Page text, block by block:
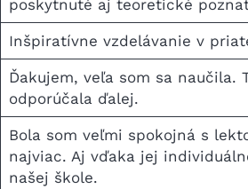
poskytnuté aj teoretické
Inšpiratívne vzdelávanie v
Ďakujem, veľa som sa naučila.
odporúčala ďalej.
Bola som veľmi spokojná s
najviac. Aj vďaka jej
našej škole.